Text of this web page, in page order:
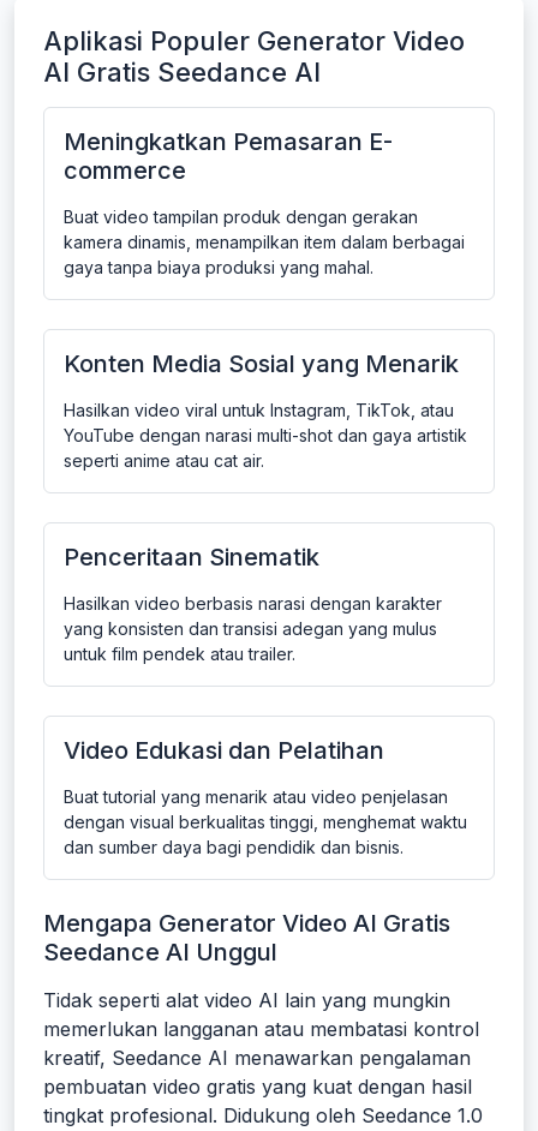
Aplikasi Populer Generator Video
AI Gratis Seedance AI
Meningkatkan Pemasaran E-
commerce
Buat video tampilan produk dengan gerakan
kamera dinamis, menampilkan item dalam berbagai
gaya tanpa biaya produksi yang mahal.
Konten Media Sosial yang Menarik
Hasilkan video viral untuk Instagram, TikTok, atau
YouTube dengan narasi multi-shot dan gaya artistik
seperti anime atau cat air.
Penceritaan Sinematik
Hasilkan video berbasis narasi dengan karakter
yang konsisten dan transisi adegan yang mulus
untuk film pendek atau trailer.
Video Edukasi dan Pelatihan
Buat tutorial yang menarik atau video penjelasan
dengan visual berkualitas tinggi, menghemat waktu
dan sumber daya bagi pendidik dan bisnis.
Mengapa Generator Video AI Gratis
Seedance AI Unggul
Tidak seperti alat video AI lain yang mungkin
memerlukan langganan atau membatasi kontrol
kreatif, Seedance AI menawarkan pengalaman
pembuatan video gratis yang kuat dengan hasil
tingkat profesional. Didukung oleh Seedance 1.0